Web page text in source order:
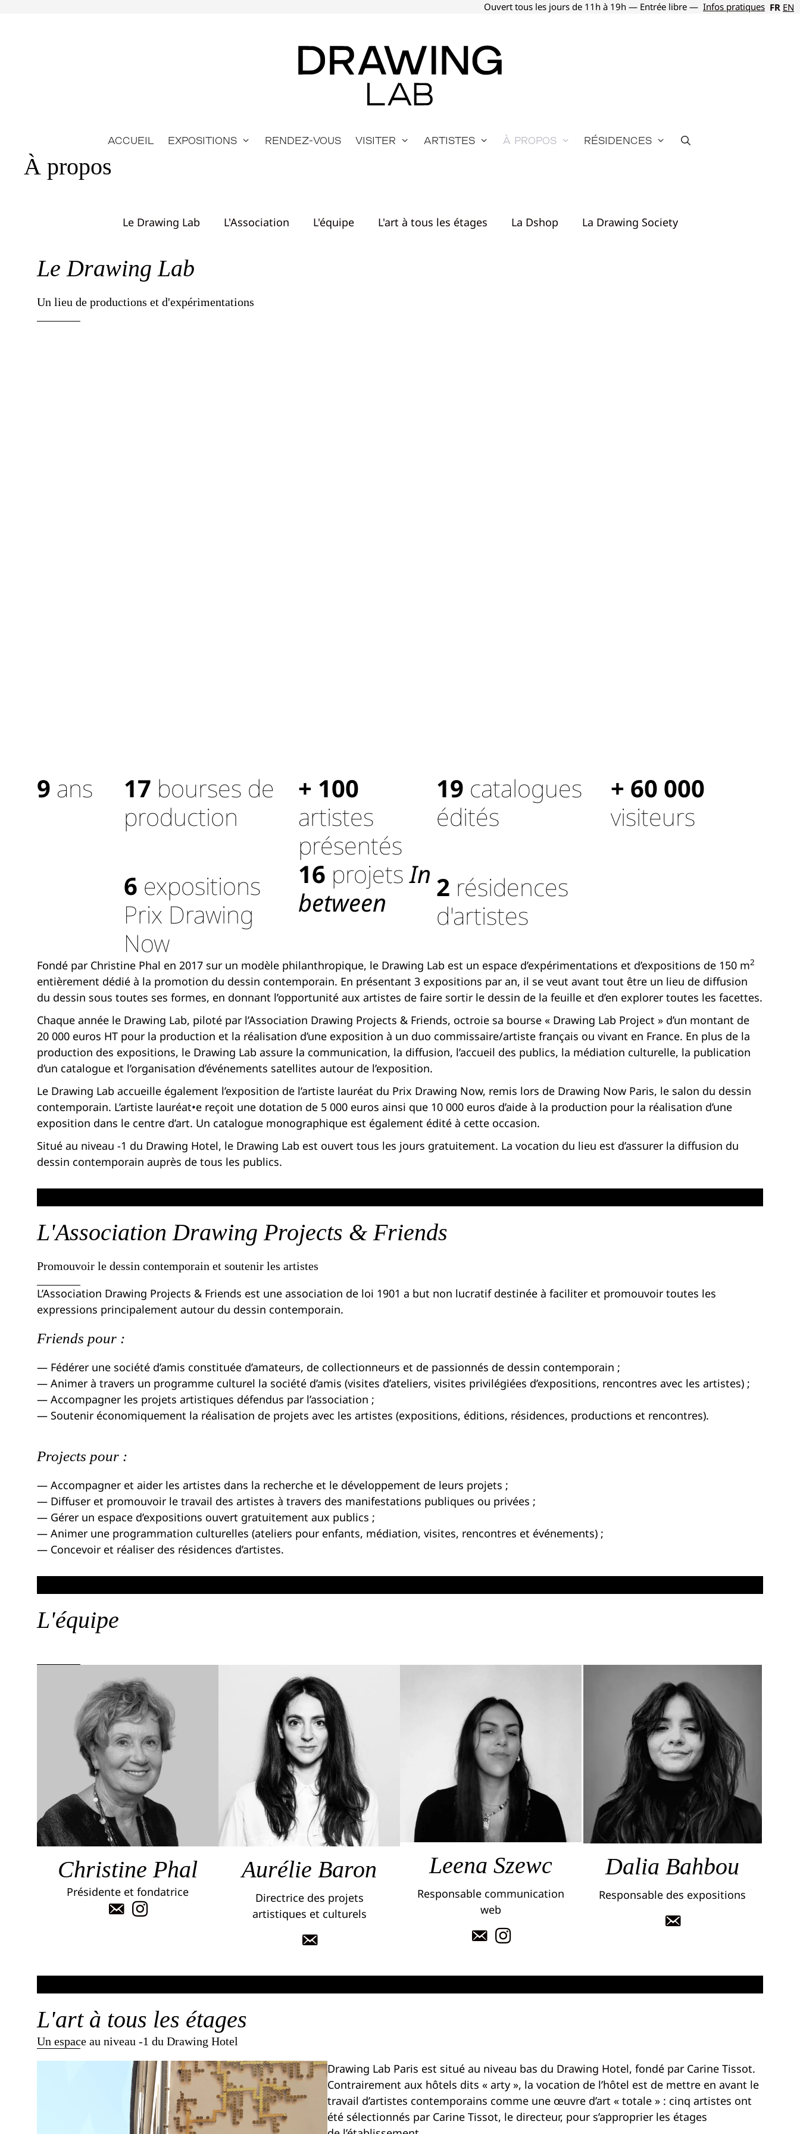
Ouvert tous les jours de 11h à 19h — Entrée libre — Infos pratiques FR EN
Accueil Expositions Rendez-vous Visiter Artistes À propos Résidences
À propos
Le Drawing Lab L'Association L'équipe L'art à tous les étages La Dshop La Drawing Society
Le Drawing Lab
Un lieu de productions et d'expérimentations
9 ans 17 bourses de
production
6 expositions
Prix Drawing
Now
+ 100
artistes
présentés
16 projetsIn
between
19 catalogues
édités
2 résidences
d'artistes
+ 60 000
visiteurs
Fondé par Christine Phal en 2017 sur un modèle philanthropique, le Drawing Lab est un espace d’expérimentations et d’expositions de 150 m2
entièrement dédié à la promotion du dessin contemporain. En présentant 3 expositions par an, il se veut avant tout être un lieu de diffusion
du dessin sous toutes ses formes, en donnant l’opportunité aux artistes de faire sortir le dessin de la feuille et d’en explorer toutes les facettes.
Chaque année le Drawing Lab, piloté par l’Association Drawing Projects & Friends, octroie sa bourse « Drawing Lab Project » d’un montant de
20 000 euros HT pour la production et la réalisation d’une exposition à un duo commissaire/artiste français ou vivant en France. En plus de la
production des expositions, le Drawing Lab assure la communication, la diffusion, l’accueil des publics, la médiation culturelle, la publication
d’un catalogue et l’organisation d’événements satellites autour de l’exposition.
Le Drawing Lab accueille également l’exposition de l’artiste lauréat du Prix Drawing Now, remis lors de Drawing Now Paris, le salon du dessin
contemporain. L’artiste lauréat•e reçoit une dotation de 5 000 euros ainsi que 10 000 euros d’aide à la production pour la réalisation d’une
exposition dans le centre d’art. Un catalogue monographique est également édité à cette occasion.
Situé au niveau -1 du Drawing Hotel, le Drawing Lab est ouvert tous les jours gratuitement. La vocation du lieu est d’assurer la diffusion du
dessin contemporain auprès de tous les publics.
L'Association Drawing Projects & Friends
Promouvoir le dessin contemporain et soutenir les artistes
L’Association Drawing Projects & Friends est une association de loi 1901 a but non lucratif destinée à faciliter et promouvoir toutes les
expressions principalement autour du dessin contemporain.
Friends pour :
— Fédérer une société d’amis constituée d’amateurs, de collectionneurs et de passionnés de dessin contemporain ;
— Animer à travers un programme culturel la société d’amis (visites d’ateliers, visites privilégiées d’expositions, rencontres avec les artistes) ;
— Accompagner les projets artistiques défendus par l’association ;
— Soutenir économiquement la réalisation de projets avec les artistes (expositions, éditions, résidences, productions et rencontres).
Projects pour :
— Accompagner et aider les artistes dans la recherche et le développement de leurs projets ;
— Diffuser et promouvoir le travail des artistes à travers des manifestations publiques ou privées ;
— Gérer un espace d’expositions ouvert gratuitement aux publics ;
— Animer une programmation culturelles (ateliers pour enfants, médiation, visites, rencontres et événements) ;
— Concevoir et réaliser des résidences d’artistes.
L'équipe
Christine Phal
Présidente et fondatrice
Aurélie Baron
Directrice des projets
artistiques et culturels
Leena Szewc
Responsable communication
web
Dalia Bahbou
Responsable des expositions
L'art à tous les étages
Un espace au niveau -1 du Drawing Hotel
Drawing Lab Paris est situé au niveau bas du Drawing Hotel, fondé par Carine Tissot.
Contrairement aux hôtels dits « arty », la vocation de l’hôtel est de mettre en avant le
travail d’artistes contemporains comme une œuvre d’art « totale » : cinq artistes ont
été sélectionnés par Carine Tissot, le directeur, pour s’approprier les étages